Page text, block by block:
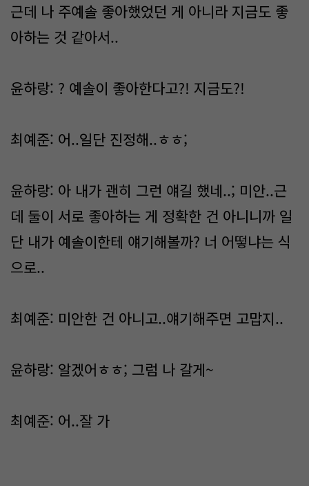
근데 나 주예솔 좋아했었던 게 아니라 지금도 좋
아하는 것 같아서..
윤하랑: ? 예솔이 좋아한다고?! 지금도?!
최예준: 어..일단 진정해..ㅎㅎ;
윤하랑: 아 내가 괜히 그런 얘길 했네..; 미안..근
데 둘이 서로 좋아하는 게 정확한 건 아니니까 일
단 내가 예솔이한테 얘기해볼까? 너 어떻냐는 식
으로..
최예준: 미안한 건 아니고..얘기해주면 고맙지..
윤하랑: 알겠어ㅎㅎ; 그럼 나 갈게~
최예준: 어..잘 가